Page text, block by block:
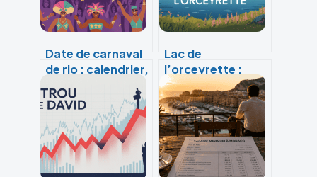
Date de carnaval
de rio : calendrier,
conseils 2025-
Lac de
l’orceyrette :
guide complet
pour une
escapade nature
inoubliable